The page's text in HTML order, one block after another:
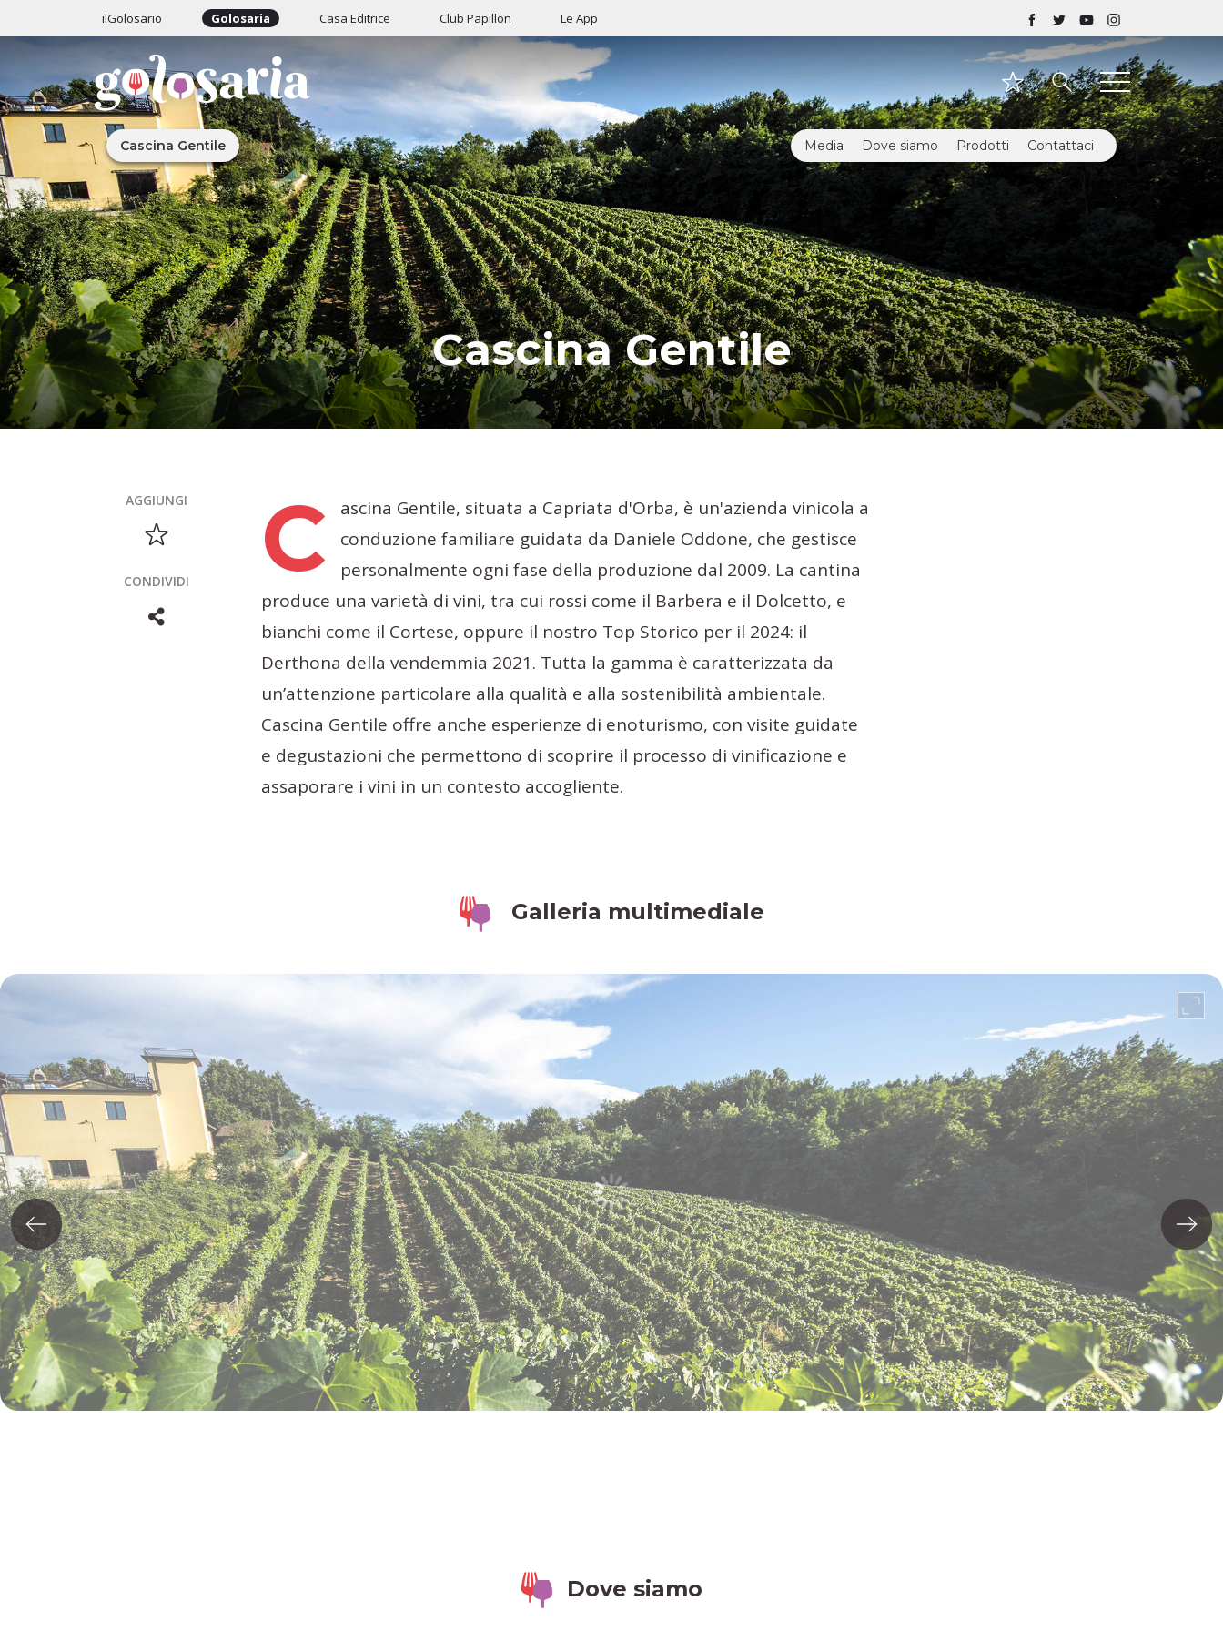
ilGolosario Golosaria Casa Editrice Club Papillon Le App
Cascina Gentile Media Dove siamo Prodotti Contattaci
Cascina Gentile
AGGIUNGI
CONDIVIDI C
ascina Gentile, situata a Capriata d'Orba, è un'azienda vinicola a
conduzione familiare guidata da Daniele Oddone, che gestisce
personalmente ogni fase della produzione dal 2009. La cantina
produce una varietà di vini, tra cui rossi come il Barbera e il Dolcetto, e
bianchi come il Cortese, oppure il nostro Top Storico per il 2024: il
Derthona della vendemmia 2021. Tutta la gamma è caratterizzata da
un’attenzione particolare alla qualità e alla sostenibilità ambientale.
Cascina Gentile offre anche esperienze di enoturismo, con visite guidate
e degustazioni che permettono di scoprire il processo di vinificazione e
assaporare i vini in un contesto accogliente.
Galleria multimediale
Dove siamo